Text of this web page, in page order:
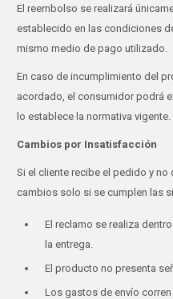
El reembolso se realizará
establecido en las condiciones
mismo medio de pago utilizado.
En caso de incumplimiento del
acordado, el consumidor podrá
lo establece la normativa vigente.
Cambios por Insatisfacción
Si el cliente recibe el pedido y
cambios solo si se cumplen las
El reclamo se realiza
la entrega.
El producto no presenta
Los gastos de envío